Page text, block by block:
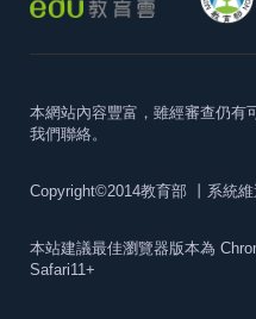
本網站內容豐富，雖經審查仍有
我們聯絡。
Copyright©2014教育部 丨系統
本站建議最佳瀏覽器版本為
Safari11+